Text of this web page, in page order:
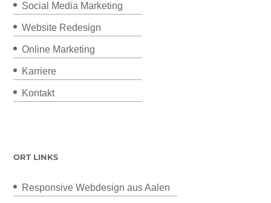
Social Media Marketing
Website Redesign
Online Marketing
Karriere
Kontakt
ORT LINKS
Responsive Webdesign aus Aalen